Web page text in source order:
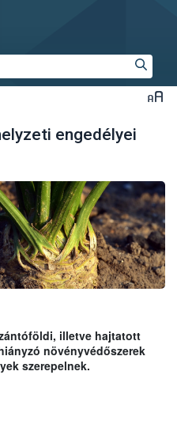
engedélyei
illetve hajtatott
növényvédőszerek
szerepelnek.